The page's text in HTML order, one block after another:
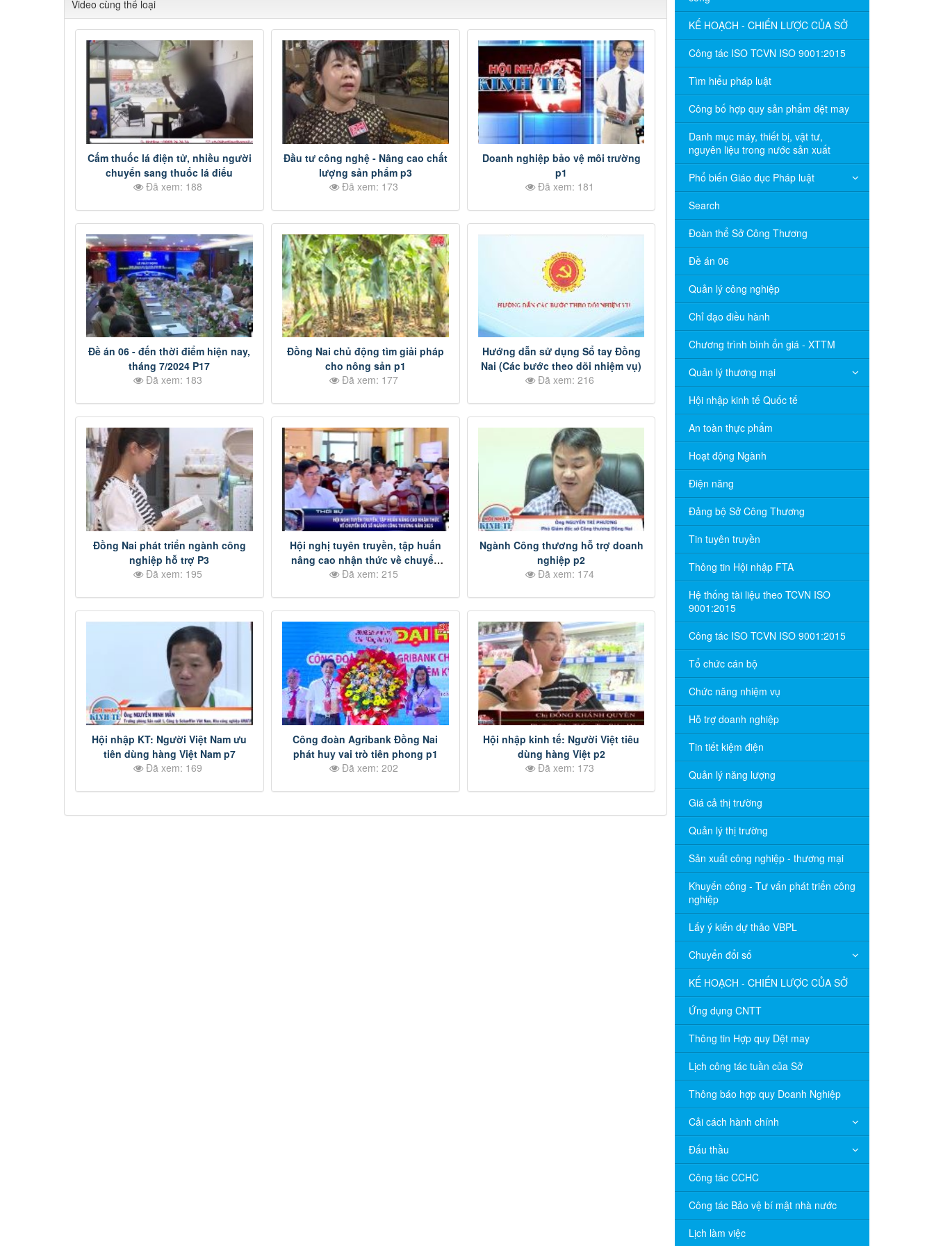
Video cùng thể loại
Cấm thuốc lá điện tử, nhiều người
chuyển sang thuốc lá điếu
Đã xem: 188
Đầu tư công nghệ - Nâng cao chất
lượng sản phẩm p3
Đã xem: 173
Doanh nghiệp bảo vệ môi trường
p1
Đã xem: 181
Đề án 06 - đến thời điểm hiện nay,
tháng 7/2024 P17
Đã xem: 183
Đồng Nai chủ động tìm giải pháp
cho nông sản p1
Đã xem: 177
Hướng dẫn sử dụng Sổ tay Đồng
Nai (Các bước theo dõi nhiệm vụ)
Đã xem: 216
Đồng Nai phát triển ngành công
nghiệp hỗ trợ P3
Đã xem: 195
Hội nghị tuyên truyền, tập huấn
nâng cao nhận thức về chuyển
đổi số ngành Công thương năm
Đã xem: 215
Ngành Công thương hỗ trợ doanh
nghiệp p2
Đã xem: 174
Hội nhập KT: Người Việt Nam ưu
tiên dùng hàng Việt Nam p7
Đã xem: 169
Công đoàn Agribank Đồng Nai
phát huy vai trò tiên phong p1
Đã xem: 202
Hội nhập kinh tế: Người Việt tiêu
dùng hàng Việt p2
Đã xem: 173
KẾ HOẠCH - CHIẾN LƯỢC CỦA SỞ
Công tác ISO TCVN ISO 9001:2015
Tìm hiểu pháp luật
Công bố hợp quy sản phẩm dệt may
Danh mục máy, thiết bị, vật tư,
nguyên liệu trong nước sản xuất
Phổ biến Giáo dục Pháp luật
Search
Đoàn thể Sở Công Thương
Đề án 06
Quản lý công nghiệp
Chỉ đạo điều hành
Chương trình bình ổn giá - XTTM
Quản lý thương mại
Hội nhập kinh tế Quốc tế
An toàn thực phẩm
Hoạt động Ngành
Điện năng
Đảng bộ Sở Công Thương
Tin tuyên truyền
Thông tin Hội nhập FTA
Hệ thống tài liệu theo TCVN ISO
9001:2015
Công tác ISO TCVN ISO 9001:2015
Tổ chức cán bộ
Chức năng nhiệm vụ
Hỗ trợ doanh nghiệp
Tin tiết kiệm điện
Quản lý năng lượng
Giá cả thị trường
Quản lý thị trường
Sản xuất công nghiệp - thương mại
Khuyến công - Tư vấn phát triển công
nghiệp
Lấy ý kiến dự thảo VBPL
Chuyển đổi số
KẾ HOẠCH - CHIẾN LƯỢC CỦA SỞ
Ứng dụng CNTT
Thông tin Hợp quy Dệt may
Lịch công tác tuần của Sở
Thông báo hợp quy Doanh Nghiệp
Cải cách hành chính
Đấu thầu
Công tác CCHC
Công tác Bảo vệ bí mật nhà nước
Lịch làm việc